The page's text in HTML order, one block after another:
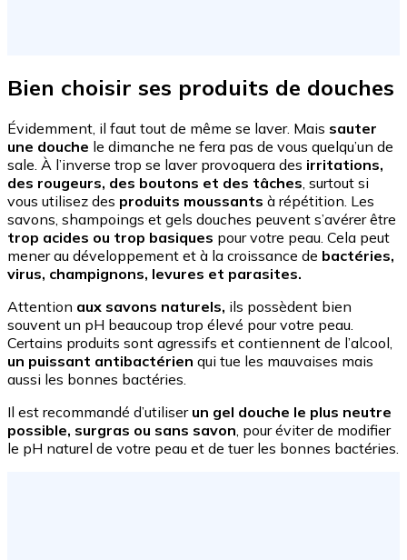
Bien choisir ses produits de douches
Évidemment, il faut tout de même se laver. Mais sauter
une douche le dimanche ne fera pas de vous quelqu’un de
sale. À l’inverse trop se laver provoquera des irritations,
des rougeurs, des boutons et des tâches , surtout si
vous utilisez des produits moussants à répétition. Les
savons, shampoings et gels douches peuvent s’avérer être
trop acides ou trop basiques pour votre peau. Cela peut
mener au développement et à la croissance de bactéries,
virus, champignons, levures et parasites.
Attention aux savons naturels, ils possèdent bien
souvent un pH beaucoup trop élevé pour votre peau.
Certains produits sont agressifs et contiennent de l’alcool,
un puissant antibactérien qui tue les mauvaises mais
aussi les bonnes bactéries.
Il est recommandé d’utiliser un gel douche le plus neutre
possible, surgras ou sans savon , pour éviter de modifier
le pH naturel de votre peau et de tuer les bonnes bactéries.